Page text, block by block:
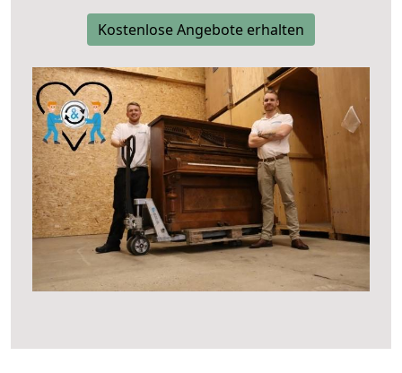
Kostenlose Angebote erhalten